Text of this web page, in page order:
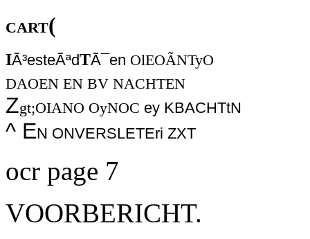
cart(
IÃ³esteÃªdTÃ¯en OlEOÃNTyO
DAOEN EN BV NACHTEN
Zgt;OIANO OyNOC ey KBACHTtN
^ EN ONVERSLETEri ZXT
ocr page 7
VOORBERICHT.